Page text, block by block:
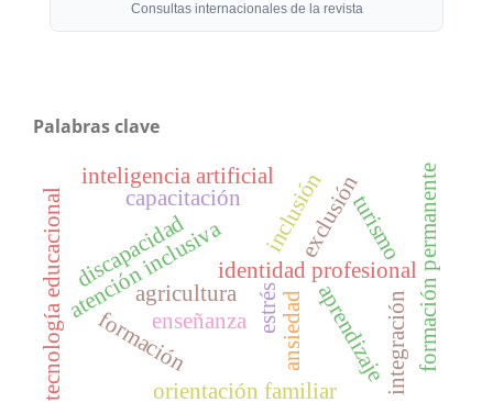
Consultas internacionales de la revista
Palabras clave
formación
atención inclusivaidentidad profesional
enseñanza aprendizaje
inclusiónexclusión
discapacidad
capacitación
inteligencia artificial
tecnología educacional estrésansiedad formación permanente
orientación familiar
agricultura
turismo
integración